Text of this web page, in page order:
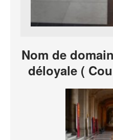
Nom de
déloyale (